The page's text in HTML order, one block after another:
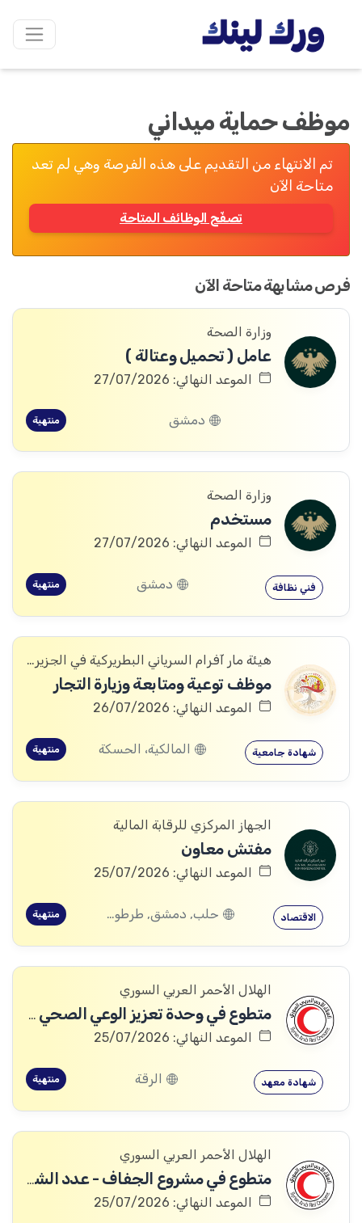
موظف حماية ميداني
تم الانتهاء من التقديم على هذه الفرصة وهي لم تعد
متاحة الآن
تصفّح الوظائف المتاحة
فرص مشابهة متاحة الآن
وزارة الصحة
عامل ( تحميل وعتالة )
الموعد النهائي: 27/07/2026
دمشق منتهية
وزارة الصحة
مستخدم
الموعد النهائي: 27/07/2026
فني نظافة دمشق منتهية
هيئة مار آفرام السرياني البطريركية في الجزيرة والفرات
موظف توعية ومتابعة وزيارة التجار
الموعد النهائي: 26/07/2026
شهادة جامعية المالكية، الحسكة منتهية
الجهاز المركزي للرقابة المالية
مفتش معاون
الموعد النهائي: 25/07/2026
الاقتصاد حلب, دمشق, طرطوس, ريف دمشق, ديرالزور, درعا, القنيطرة, اللاذقية, الرقة, حمص, حماة, ادلب منتهية
الهلال الأحمر العربي السوري
متطوع في وحدة تعزيز الوعي الصحي - عدد الشواغر: 4 (فرع الرقة)
الموعد النهائي: 25/07/2026
شهادة معهد الرقة منتهية
الهلال الأحمر العربي السوري
متطوع في مشروع الجفاف - عدد الشواغر: 2 (فرع الرقة)
الموعد النهائي: 25/07/2026